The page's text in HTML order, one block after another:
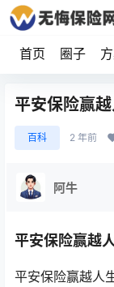
首页 圈子
平安保险赢
百科 2 年前
阿牛
平安保险赢越
平安保险赢越人